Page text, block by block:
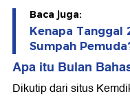
Baca juga:
Kenapa
Sumpah
Apa itu Bulan
Dikutip dari situs